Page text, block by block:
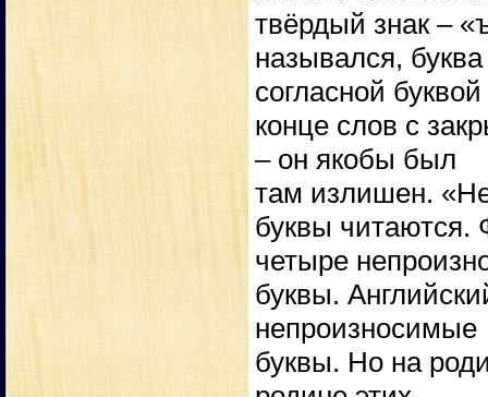
твёрдый знак –
назывался,
согласной
конце слов с
– он якобы был
там излишен.
буквы читаются.
четыре
буквы.
непроизносимые
буквы. Но на